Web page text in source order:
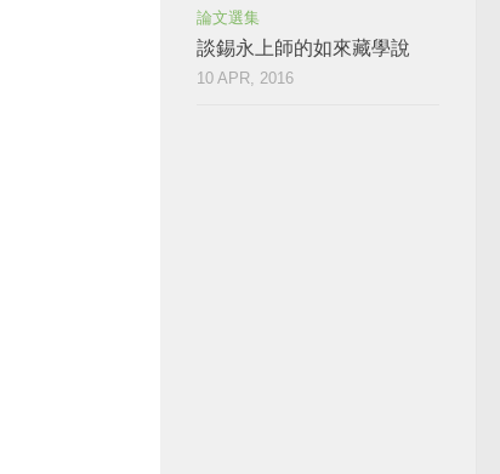
論文選集
談錫永上師的如來藏學說
10 APR, 2016